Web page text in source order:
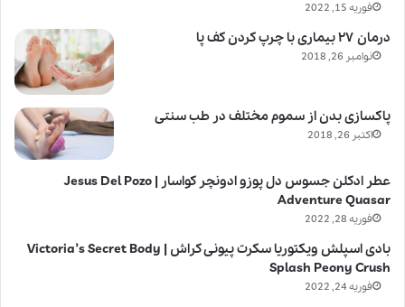
فوریه 15, 2022
درمان ۲۷ بیماری با چرپ کردن کف پا
نوامبر 26, 2018
پاکسازی بدن از سموم مختلف در طب سنتی
اکتبر 26, 2018
عطر ادکلن جسوس دل پوزو ادونچر کواسار | Jesus Del Pozo
Adventure Quasar
فوریه 28, 2022
بادی اسپلش ویکتوریا سکرت پیونی کراش | Victoria’s Secret Body
Splash Peony Crush
فوریه 24, 2022